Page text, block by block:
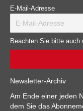
E-Mail-Adresse
Beachten Sie bitte auch
Newsletter-Archiv
Am Ende einer jeden
dem Sie das